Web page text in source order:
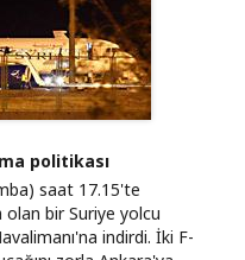
politikası
saat 17.15'te
bir Suriye yolcu
indirdi. İki F-